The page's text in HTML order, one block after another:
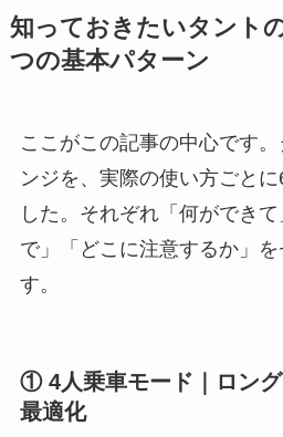
知っておきたいタント
つの基本パターン
ここがこの記事の中心です
ンジを、実際の使い方ごと
した。それぞれ「何ができ
で」「どこに注意するか」
す。
① 4人乗車モード｜ロン
最適化